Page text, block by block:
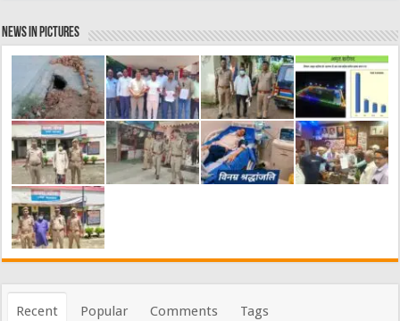
News in Pictures
Recent Popular Comments Tags